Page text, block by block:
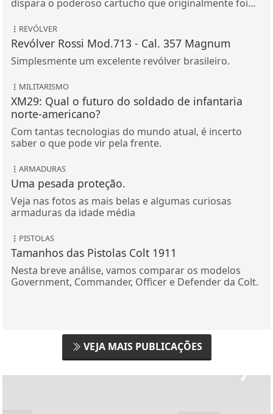
dispara o poderoso cartucho que originalmente foi...
REVÓLVER
Revólver Rossi Mod.713 - Cal. 357 Magnum
Simplesmente um excelente revólver brasileiro.
MILITARISMO
XM29: Qual o futuro do soldado de infantaria
norte-americano?
Com tantas tecnologias do mundo atual, é incerto
saber o que pode vir pela frente.
ARMADURAS
Uma pesada proteção.
Veja nas fotos as mais belas e algumas curiosas
armaduras da idade média
PISTOLAS
Tamanhos das Pistolas Colt 1911
Nesta breve análise, vamos comparar os modelos
Government, Commander, Officer e Defender da Colt.
VEJA MAIS PUBLICAÇÕES